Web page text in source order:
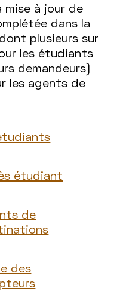
mise à jour de
dans la
plusieurs sur
les étudiants
demandeurs)
les agents de
étudiant
de
des